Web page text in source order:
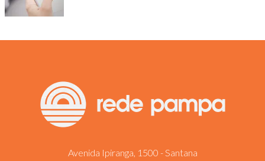
Avenida Ipiranga, 1500 - Santana